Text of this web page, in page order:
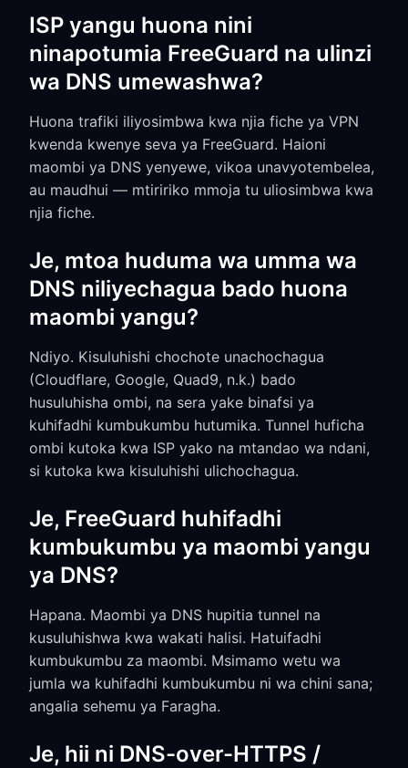
ISP yangu huona nini
ninapotumia FreeGuard na ulinzi
wa DNS umewashwa?
Huona trafiki iliyosimbwa kwa njia fiche ya VPN
kwenda kwenye seva ya FreeGuard. Haioni
maombi ya DNS yenyewe, vikoa unavyotembelea,
au maudhui — mtiririko mmoja tu uliosimbwa kwa
njia fiche.
Je, mtoa huduma wa umma wa
DNS niliyechagua bado huona
maombi yangu?
Ndiyo. Kisuluhishi chochote unachochagua
(Cloudflare, Google, Quad9, n.k.) bado
husuluhisha ombi, na sera yake binafsi ya
kuhifadhi kumbukumbu hutumika. Tunnel huficha
ombi kutoka kwa ISP yako na mtandao wa ndani,
si kutoka kwa kisuluhishi ulichochagua.
Je, FreeGuard huhifadhi
kumbukumbu ya maombi yangu
ya DNS?
Hapana. Maombi ya DNS hupitia tunnel na
kusuluhishwa kwa wakati halisi. Hatuifadhi
kumbukumbu za maombi. Msimamo wetu wa
jumla wa kuhifadhi kumbukumbu ni wa chini sana;
angalia sehemu ya Faragha.
Je, hii ni DNS-over-HTTPS /